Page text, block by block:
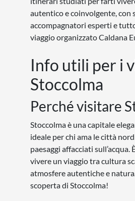
autentico e coinvolgente, con
accompagnatori esperti e
viaggio organizzato Caldana
Info utili per i
Stoccolma
Perché visitare
Stoccolma è una capitale
ideale per chi ama le città
paesaggi affacciati sull’acqua.
vivere un viaggio tra cultura
atmosfere autentiche e
scoperta di Stoccolma!